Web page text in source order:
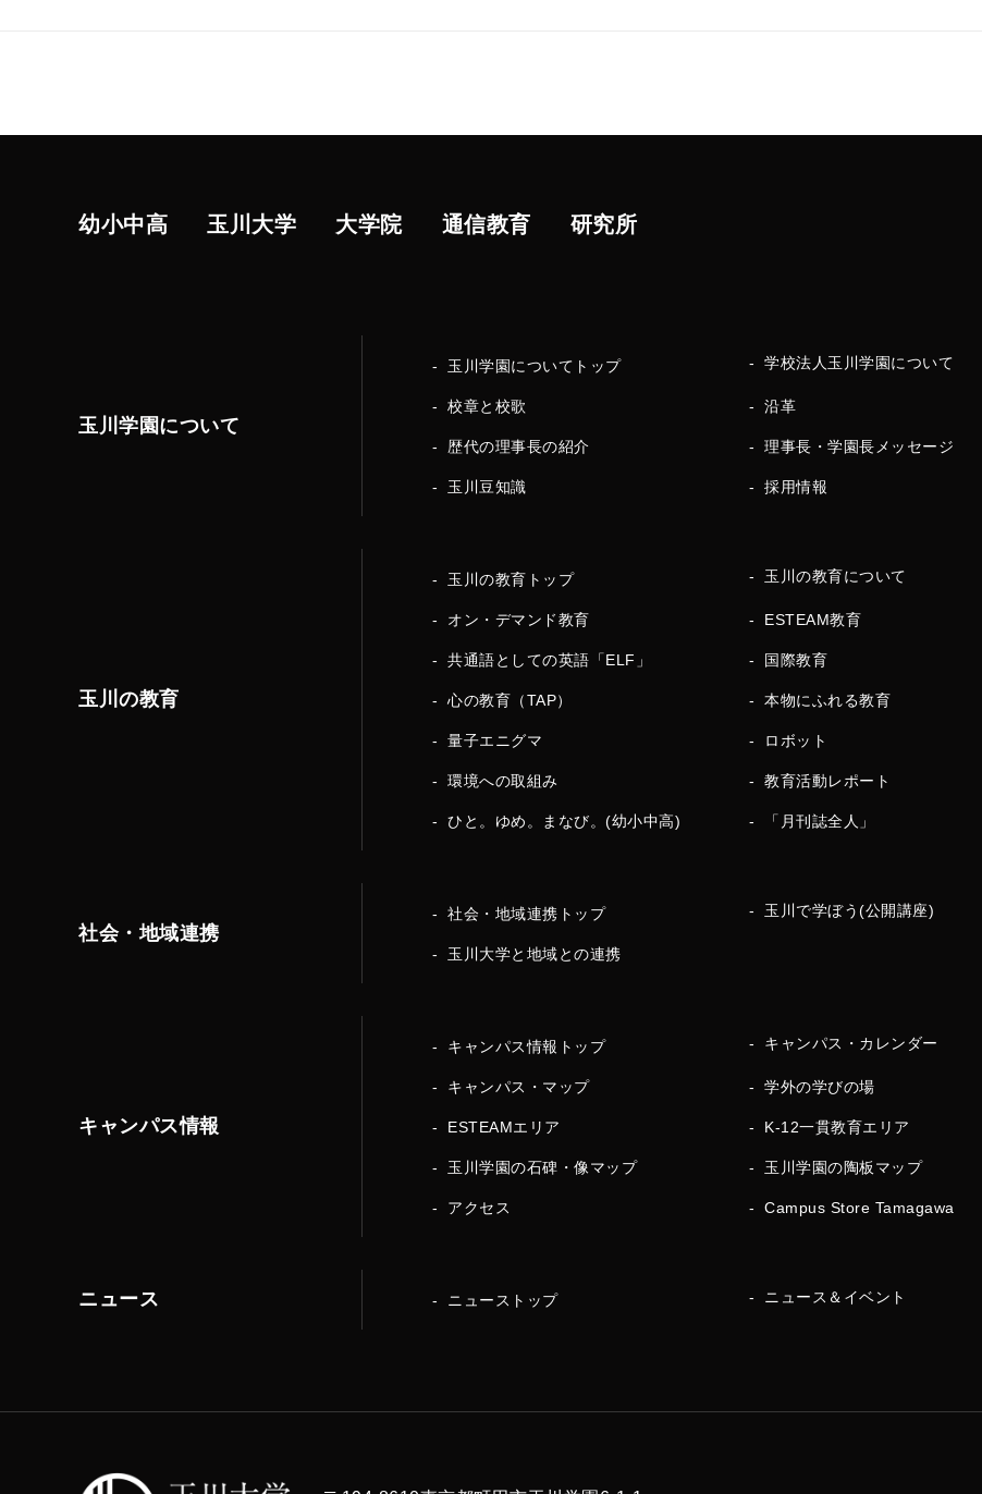
幼小中高 玉川大学 大学院 通信教育 研究所
玉川学園について
玉川学園についてトップ 学校法人玉川学園について
校章と校歌 沿革
歴代の理事長の紹介 理事長・学園長メッセージ
玉川豆知識 採用情報
玉川の教育
玉川の教育トップ 玉川の教育について
オン・デマンド教育 ESTEAM教育
共通語としての英語「ELF」 国際教育
心の教育（TAP） 本物にふれる教育
量子エニグマ ロボット
環境への取組み 教育活動レポート
ひと。ゆめ。まなび。(幼小中高) 「月刊誌全人」
社会・地域連携
社会・地域連携トップ 玉川で学ぼう(公開講座)
玉川大学と地域との連携
キャンパス情報
キャンパス情報トップ キャンパス・カレンダー
キャンパス・マップ 学外の学びの場
ESTEAMエリア K-12一貫教育エリア
玉川学園の石碑・像マップ 玉川学園の陶板マップ
アクセス Campus Store Tamagawa
ニュース ニューストップ ニュース＆イベント